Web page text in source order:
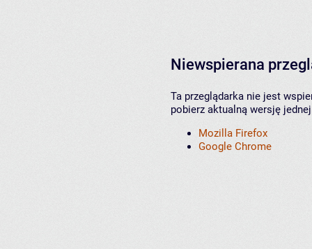
Niewspierana
Ta przeglądarka nie jest
pobierz aktualną wersję
Mozilla Firefox
Google Chrome